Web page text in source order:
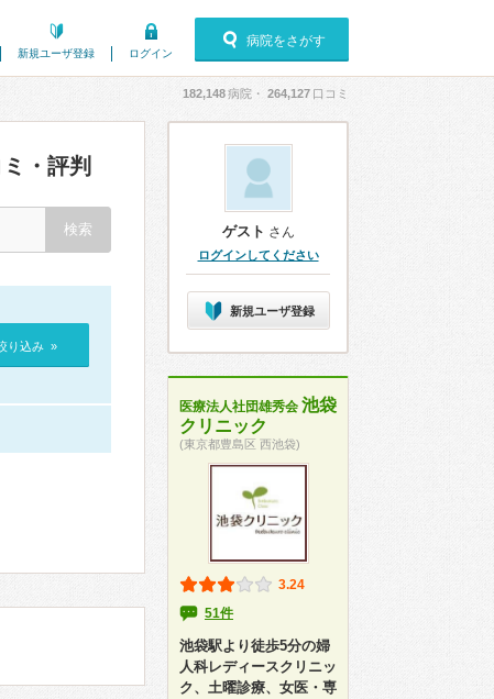
新規ユーザ登録 ログイン
病院をさがす
182,148病院・ 264,127 口コミ
ミ・評判
り込み »
ゲスト さん
ログインしてください
新規ユーザ登録
医療法人社団雄秀会 池袋
クリニック
(東京都豊島区 西池袋)
3.24
51件
池袋駅より徒歩5分の婦
人科レディースクリニッ
ク、土曜診療、女医・専